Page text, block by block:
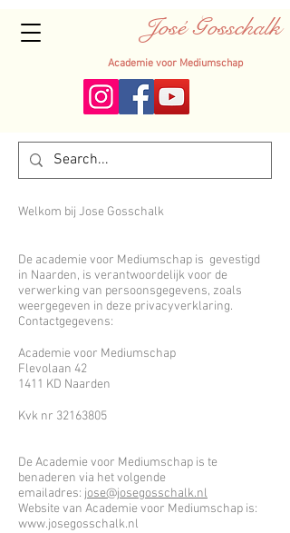
José Gosschalk
Academie voor Mediumschap
Welkom bij Jose Gosschalk
De academie voor Mediumschap is gevestigd
in Naarden, is verantwoordelijk voor de
verwerking van persoonsgegevens, zoals
weergegeven in deze privacyverklaring.
Contactgegevens:
Academie voor Mediumschap
Flevolaan 42
1411 KD Naarden
Kvk nr 32163805
De Academie voor Mediumschap is te
benaderen via het volgende
emailadres: jose@josegosschalk.nl
Website van Academie voor Mediumschap is:
www.josegosschalk.nl